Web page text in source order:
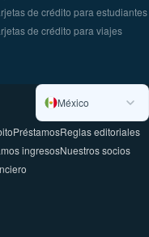
de crédito para estudiantes
de crédito para viajes
México
PréstamosReglas editoriales
ingresosNuestros socios